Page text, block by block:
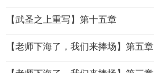
【武圣之上重写】第十五章
【老师下海了，我们来捧场】第五章